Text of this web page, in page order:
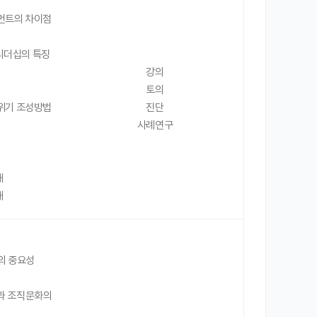
트의 차이점
십의 특징
기 조성방법
강의
토의
진단
사례연구
중요성
직문화의